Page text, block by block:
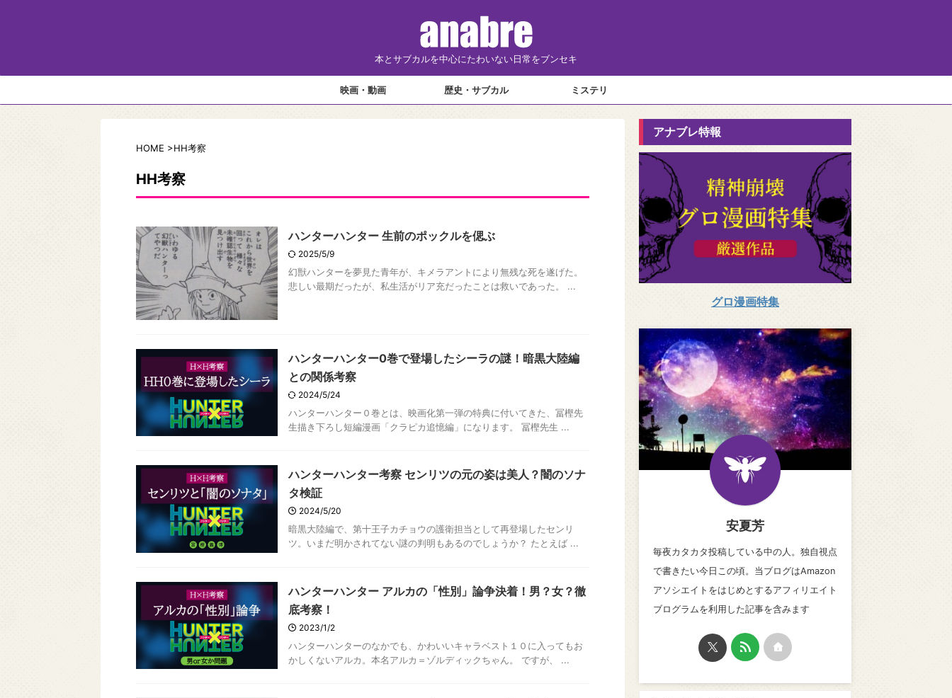
本とサブカルを中心にたわいない日常をブンセキ
映画・動画 歴史・サブカル ミステリ
HOME >HH考察
HH考察
ハンターハンター 生前のポックルを偲ぶ
2025/5/9
幻獣ハンターを夢見た青年が、キメラアントにより無残な死を遂げた。
悲しい最期だったが、私生活がリア充だったことは救いであった。 ...
ハンターハンター0巻で登場したシーラの謎！暗黒大陸編
との関係考察
2024/5/24
ハンターハンター０巻とは、映画化第一弾の特典に付いてきた、冨樫先
生描き下ろし短編漫画「クラピカ追憶編」になります。 冨樫先生 ...
ハンターハンター考察 センリツの元の姿は美人？闇のソナ
タ検証
2024/5/20
暗黒大陸編で、第十王子カチョウの護衛担当として再登場したセンリ
ツ。いまだ明かされてない謎の判明もあるのでしょうか？ たとえば ...
ハンターハンター アルカの「性別」論争決着！男？女？徹
底考察！
2023/1/2
ハンターハンターのなかでも、かわいいキャラベスト１０に入ってもお
かしくないアルカ。本名アルカ＝ゾルディックちゃん。 ですが、 ...
アナブレ特報
グロ漫画特集
安夏芳
毎夜カタカタ投稿している中の人。独自視点
で書きたい今日この頃。当ブログはAmazon
アソシエイトをはじめとするアフィリエイト
ブログラムを利用した記事を含みます